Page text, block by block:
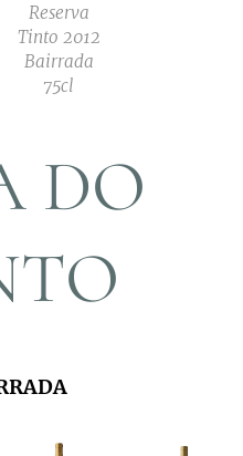
Reserva
Tinto 2012
Bairrada
75cl
DO